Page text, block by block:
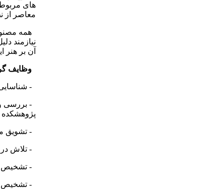
های
معاصر از
همه
نیازمند
آن بر
وظایف
-
- بررسی
پژوهشکده
- تشویق
- تلاش در
- تشخیص
- تشخیص